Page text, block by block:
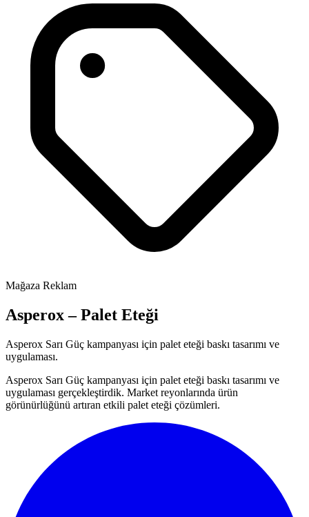
Mağaza Reklam
Asperox – Palet Eteği
Asperox Sarı Güç kampanyası için palet eteği baskı tasarımı ve
uygulaması.
Asperox Sarı Güç kampanyası için palet eteği baskı tasarımı ve
uygulaması gerçekleştirdik. Market reyonlarında ürün
görünürlüğünü artıran etkili palet eteği çözümleri.